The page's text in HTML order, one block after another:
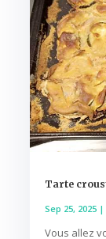
Tarte
Sep 25, 2025|
Vous allez